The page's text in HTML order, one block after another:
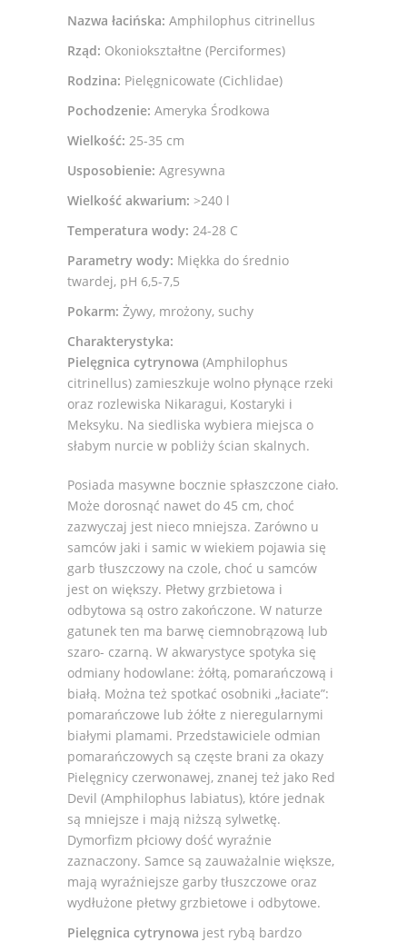
Nazwa łacińska: Amphilophus citrinellus
Rząd: Okoniokształtne (Perciformes)
Rodzina: Pielęgnicowate (Cichlidae)
Pochodzenie: Ameryka Środkowa
Wielkość: 25-35 cm
Usposobienie: Agresywna
Wielkość akwarium: >240 l
Temperatura wody: 24-28 C
Parametry wody: Miękka do średnio
twardej, pH 6,5-7,5
Pokarm: Żywy, mrożony, suchy
Charakterystyka:
Pielęgnica cytrynowa (Amphilophus
citrinellus) zamieszkuje wolno płynące rzeki
oraz rozlewiska Nikaragui, Kostaryki i
Meksyku. Na siedliska wybiera miejsca o
słabym nurcie w pobliży ścian skalnych.
Posiada masywne bocznie spłaszczone ciało.
Może dorosnąć nawet do 45 cm, choć
zazwyczaj jest nieco mniejsza. Zarówno u
samców jaki i samic w wiekiem pojawia się
garb tłuszczowy na czole, choć u samców
jest on większy. Płetwy grzbietowa i
odbytowa są ostro zakończone. W naturze
gatunek ten ma barwę ciemnobrązową lub
szaro- czarną. W akwarystyce spotyka się
odmiany hodowlane: żółtą, pomarańczową i
białą. Można też spotkać osobniki „łaciate”:
pomarańczowe lub żółte z nieregularnymi
białymi plamami. Przedstawiciele odmian
pomarańczowych są częste brani za okazy
Pielęgnicy czerwonawej, znanej też jako Red
Devil (Amphilophus labiatus), które jednak
są mniejsze i mają niższą sylwetkę.
Dymorfizm płciowy dość wyraźnie
zaznaczony. Samce są zauważalnie większe,
mają wyraźniejsze garby tłuszczowe oraz
wydłużone płetwy grzbietowe i odbytowe.
Pielęgnica cytrynowa jest rybą bardzo